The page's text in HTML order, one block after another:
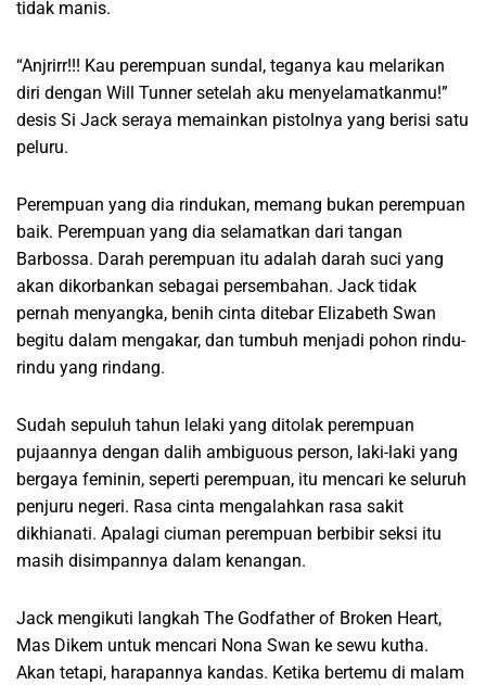
tidak manis.
“Anjrirr!!! Kau perempuan sundal, teganya kau melarikan
diri dengan Will Tunner setelah aku menyelamatkanmu!”
desis Si Jack seraya memainkan pistolnya yang berisi satu
peluru.
Perempuan yang dia rindukan, memang bukan perempuan
baik. Perempuan yang dia selamatkan dari tangan
Barbossa. Darah perempuan itu adalah darah suci yang
akan dikorbankan sebagai persembahan. Jack tidak
pernah menyangka, benih cinta ditebar Elizabeth Swan
begitu dalam mengakar, dan tumbuh menjadi pohon rindu-
rindu yang rindang.
Sudah sepuluh tahun lelaki yang ditolak perempuan
pujaannya dengan dalih ambiguous person, laki-laki yang
bergaya feminin, seperti perempuan, itu mencari ke seluruh
penjuru negeri. Rasa cinta mengalahkan rasa sakit
dikhianati. Apalagi ciuman perempuan berbibir seksi itu
masih disimpannya dalam kenangan.
Jack mengikuti langkah The Godfather of Broken Heart,
Mas Dikem untuk mencari Nona Swan ke sewu kutha.
Akan tetapi, harapannya kandas. Ketika bertemu di malam